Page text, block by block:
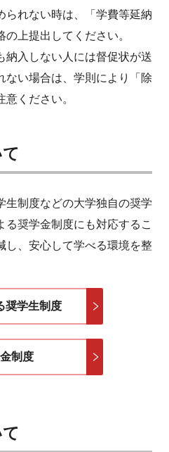
れない時は、「学費等延納
上提出してください。
納入しない人には督促状が送
ない場合は、学則により「除
ください。
生制度などの大学独自の奨学
奨学金制度にも対応するこ
し、安心して学べる環境を整
奨学生制度
制度